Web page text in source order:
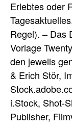
Erlebtes oder
Regel). – Das
Vorlage
den jeweils
& Erich Stör,
i.Stock, Shot-
Publisher,